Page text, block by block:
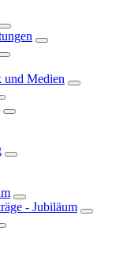
und Medien
- Jubiläum